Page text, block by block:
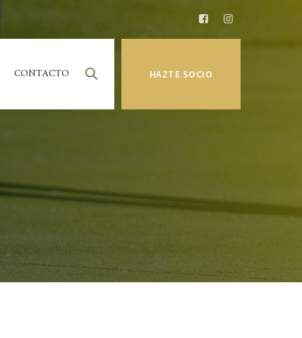
CONTACTO HAZTE SOCIO